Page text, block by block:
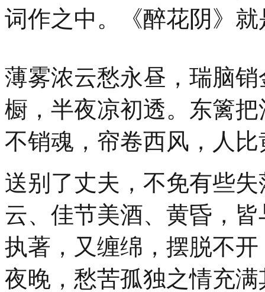
词作之中。《醉花阴》
薄雾浓云愁永昼，瑞脑
橱，半夜凉初透。东篱
不销魂，帘卷西风，人
送别了丈夫，不免有些
云、佳节美酒、黄昏，
执著，又缠绵，摆脱不
夜晚，愁苦孤独之情充